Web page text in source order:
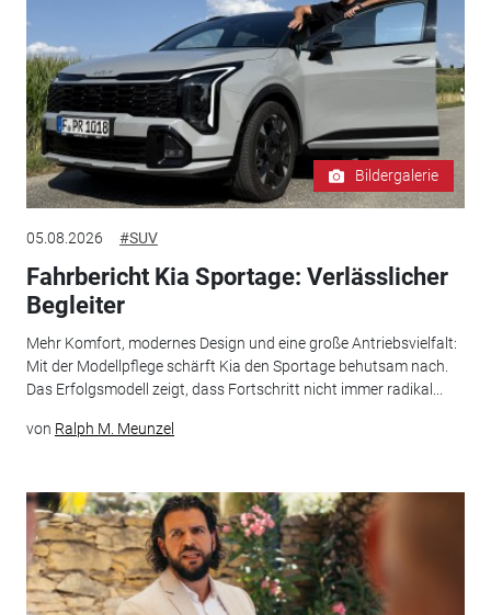
Bildergalerie
05.08.2026 #SUV
Fahrbericht Kia Sportage: Verlässlicher
Begleiter
Mehr Komfort, modernes Design und eine große Antriebsvielfalt:
Mit der Modellpflege schärft Kia den Sportage behutsam nach.
Das Erfolgsmodell zeigt, dass Fortschritt nicht immer radikal...
von Ralph M. Meunzel